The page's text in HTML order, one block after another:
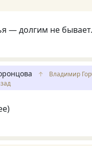
— долгим не бывает.
↑
Владимир